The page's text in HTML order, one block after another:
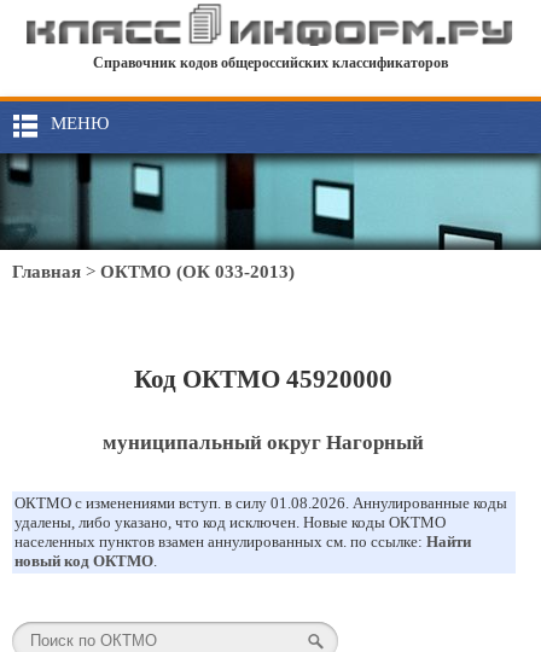
Справочник кодов общероссийских классификаторов
МЕНЮ
Главная > ОКТМО (ОК 033-2013)
Код ОКТМО 45920000
муниципальный округ Нагорный
ОКТМО с изменениями вступ. в силу 01.08.2026. Аннулированные коды
удалены, либо указано, что код исключен. Новые коды ОКТМО
населенных пунктов взамен аннулированных см. по ссылке: Найти
новый код ОКТМО.